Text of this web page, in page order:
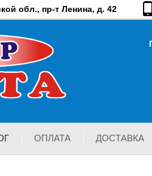
обл., пр-т Ленина, д. 42
ОПЛАТА ДОСТАВКА